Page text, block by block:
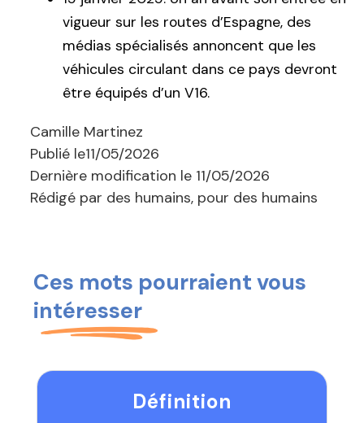
vigueur sur les routes d’Espagne, des
médias spécialisés annoncent que les
véhicules circulant dans ce pays devront
être équipés d’un V16.
Camille Martinez
Publié le11/05/2026
Dernière modification le 11/05/2026
Rédigé par des humains, pour des humains
Ces mots pourraient vous
intéresser
Définition